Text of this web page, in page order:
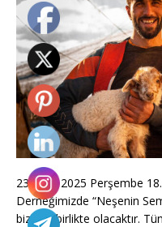
23 Ekim 2025 Perşembe
Derneğimizde “Neşenin
bizlerle birlikte olacaktır.